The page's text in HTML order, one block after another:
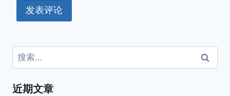
搜
索：
近期文章